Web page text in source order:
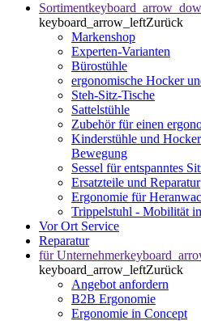
Sortiment
keyboard_arrow_leftZurück
Markenshop
Experten-Varianten
Bürostühle
ergonomische Hocker
Steh-Sitz-Tische
Sattelstühle
Zubehör für einen
Kinderstühle und
Bewegung
Sessel für entspanntes
Ersatzteile und Reparatur
Ergonomie für
Trippelstuhl - Mobilität
Vor Ort Service
Reparatur
für Unternehmer
keyboard_arrow_leftZurück
Angebot anfordern
B2B Ergonomie
Ergonomie in Concept